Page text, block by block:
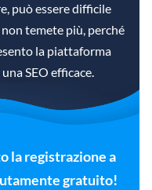
può essere difficile
temete più, perché
la piattaforma
SEO efficace.
la registrazione a
gratuito!